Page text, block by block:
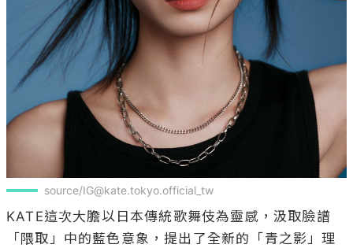
source/IG@kate.tokyo.official_tw
KATE這次大膽以日本傳統歌舞伎為靈感，汲取臉譜
「隈取」中的藍色意象，提出了全新的「青之影」理